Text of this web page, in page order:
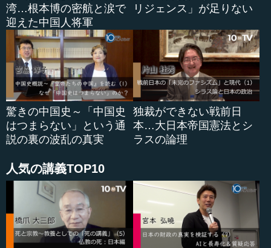
●なぜロシアに社会主義革命が起こったのか
本村 それに比べて、ヨーロッパの中では後進地域であっ
た東欧圏で、領土的にも大国として勢力を広げていたのが
ロシアです。ロシアでは19世紀半ばに農奴解放が行われた
りしますが、その裏には資本主義が未熟な段階での対立と
いうものがありました。貴族や恵まれた富裕層と下層階級
や農民との対立がある程度見られたわけです。
しかし、トルストイなどの例を見ると、地主階級にもそ
ったし、ナロ...
湾…根本博の密航と涙で
迎えた中国人将軍
リジェンス」が足りない
驚きの中国史～「中国史
はつまらない」という通
説の裏の波乱の真実
独裁ができない戦前日
本…大日本帝国憲法とシ
ラスの論理
人気の講義TOP10